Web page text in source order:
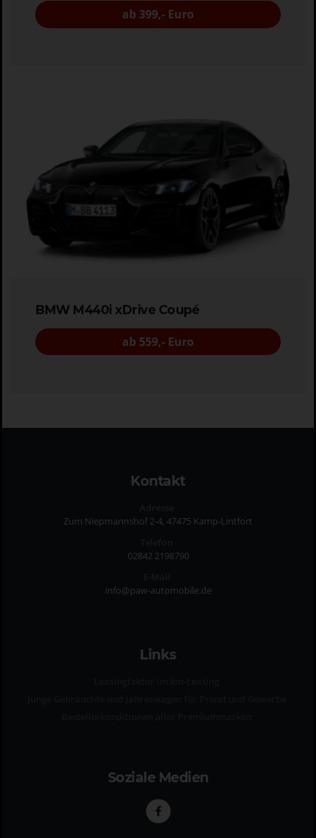
ab 399,- Euro
BMW M440i xDrive Coupé
ab 559,- Euro
Kontakt
Zum Niepmannshof 2-4, 47475 Kamp-Lintfort
02842 2198790
info@paw-automobile.de
Links
Soziale Medien